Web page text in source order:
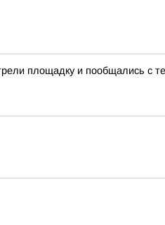
площадку и пообщались с